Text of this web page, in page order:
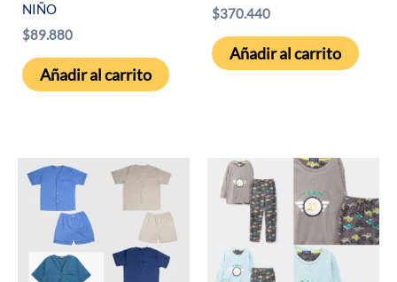
NIÑO
$89.880
Añadir al carrito
$370.440
Añadir al carrito